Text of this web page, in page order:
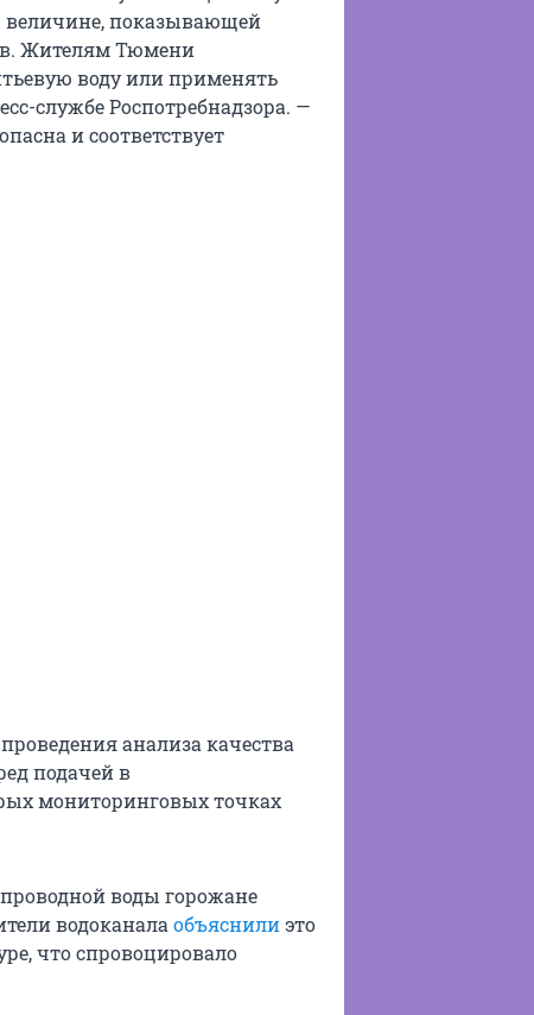
величине, показывающей
Жителям Тюмени
воду или применять
службе Роспотребнадзора. —
и соответствует
анализа качества
подачей в
мониторинговых точках
воды горожане
водоканала объяснилиэто
что спровоцировало